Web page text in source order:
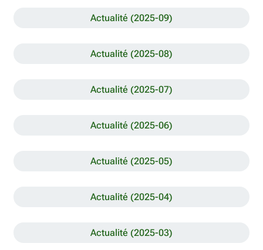
Actualité (2025-09)
Actualité (2025-08)
Actualité (2025-07)
Actualité (2025-06)
Actualité (2025-05)
Actualité (2025-04)
Actualité (2025-03)